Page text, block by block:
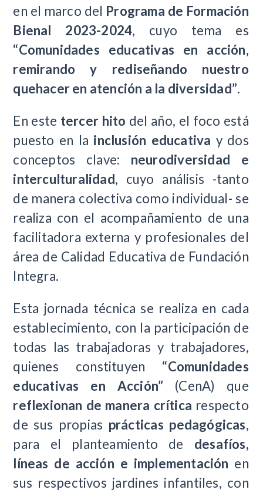
en el marco del Programa de Formación
Bienal 2023-2024, cuyo tema es
“Comunidades educativas en acción,
remirando y rediseñando nuestro
quehacer en atención a la diversidad”.
En este tercer hito del año, el foco está
puesto en la inclusión educativa y dos
conceptos clave: neurodiversidad e
interculturalidad, cuyo análisis -tanto
de manera colectiva como individual- se
realiza con el acompañamiento de una
facilitadora externa y profesionales del
área de Calidad Educativa de Fundación
Integra.
Esta jornada técnica se realiza en cada
establecimiento, con la participación de
todas las trabajadoras y trabajadores,
quienes constituyen “Comunidades
educativas en Acción” (CenA) que
reflexionan de manera crítica respecto
de sus propias prácticas pedagógicas,
para el planteamiento de desafíos,
líneas de acción e implementación en
sus respectivos jardines infantiles, con